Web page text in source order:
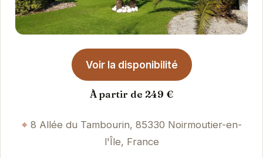
Voir la disponibilité
À partir de 249 €
8 Allée du Tambourin, 85330 Noirmoutier-en-
l'Île, France